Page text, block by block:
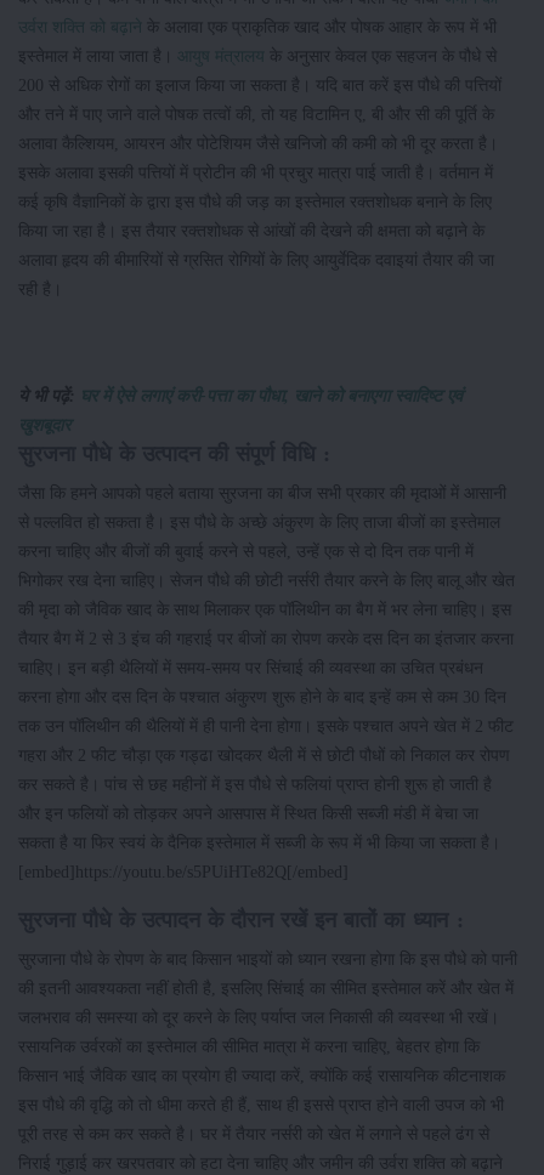
उर्वरा शक्ति को बढ़ाने के अलावा एक प्राकृतिक खाद और पोषक आहार के रूप में भी
इस्तेमाल में लाया जाता है।
आयुष मंत्रालय
के अनुसार केवल एक सहजन के पौधे से
200 से अधिक रोगों का इलाज किया जा सकता है। यदि बात करें इस पौधे की पत्तियों
और तने में पाए जाने वाले पोषक तत्वों की, तो यह विटामिन ए, बी और सी की पूर्ति के
अलावा कैल्शियम, आयरन और पोटेशियम जैसे खनिजो की कमी को भी दूर करता है।
इसके अलावा इसकी पत्तियों में प्रोटीन की भी प्रचुर मात्रा पाई जाती है। वर्तमान में
कई कृषि वैज्ञानिकों के द्वारा इस पौधे की जड़ का इस्तेमाल रक्तशोधक बनाने के लिए
किया जा रहा है। इस तैयार रक्तशोधक से आंखों की देखने की क्षमता को बढ़ाने के
अलावा हृदय की बीमारियों से ग्रसित रोगियों के लिए आयुर्वेदिक दवाइयां तैयार की जा
रही है।
ये भी पढ़ें: घर में ऐसे लगाएं करी-पत्ता का पौधा, खाने को बनाएगा स्वादिष्ट एवं
खुशबूदार
जैसा कि हमने आपको पहले बताया सुरजना का बीज सभी प्रकार की मृदाओं में आसानी
से पल्लवित हो सकता है। इस पौधे के अच्छे अंकुरण के लिए ताजा बीजों का इस्तेमाल
करना चाहिए और बीजों की बुवाई करने से पहले, उन्हें एक से दो दिन तक पानी में
भिगोकर रख देना चाहिए। सेजन पौधे की छोटी नर्सरी तैयार करने के लिए बालू और खेत
की मृदा को जैविक खाद के साथ मिलाकर एक पॉलिथीन का बैग में भर लेना चाहिए। इस
तैयार बैग में 2 से 3 इंच की गहराई पर बीजों का रोपण करके दस दिन का इंतजार करना
चाहिए। इन बड़ी थैलियों में समय-समय पर सिंचाई की व्यवस्था का उचित प्रबंधन
करना होगा और दस दिन के पश्चात अंकुरण शुरू होने के बाद इन्हें कम से कम 30 दिन
तक उन पॉलिथीन की थैलियों में ही पानी देना होगा। इसके पश्चात अपने खेत में 2 फीट
गहरा और 2 फीट चौड़ा एक गड्ढा खोदकर थैली में से छोटी पौधों को निकाल कर रोपण
कर सकते है। पांच से छह महीनों में इस पौधे से फलियां प्राप्त होनी शुरू हो जाती है
और इन फलियों को तोड़कर अपने आसपास में स्थित किसी सब्जी मंडी में बेचा जा
सकता है या फिर स्वयं के दैनिक इस्तेमाल में सब्जी के रूप में भी किया जा सकता है।
[embed]https://youtu.be/s5PUiHTe82Q[/embed]
सुरजाना पौधे के रोपण के बाद किसान भाइयों को ध्यान रखना होगा कि इस पौधे को पानी
की इतनी आवश्यकता नहीं होती है, इसलिए सिंचाई का सीमित इस्तेमाल करें और खेत में
जलभराव की समस्या को दूर करने के लिए पर्याप्त जल निकासी की व्यवस्था भी रखें।
रसायनिक उर्वरकों का इस्तेमाल की सीमित मात्रा में करना चाहिए, बेहतर होगा कि
किसान भाई जैविक खाद का प्रयोग ही ज्यादा करें, क्योंकि कई रासायनिक कीटनाशक
इस पौधे की वृद्धि को तो धीमा करते ही हैं, साथ ही इससे प्राप्त होने वाली उपज को भी
पूरी तरह से कम कर सकते है। घर में तैयार नर्सरी को खेत में लगाने से पहले ढंग से
निराई गुड़ाई कर खरपतवार को हटा देना चाहिए और जमीन की उर्वरा शक्ति को बढ़ाने